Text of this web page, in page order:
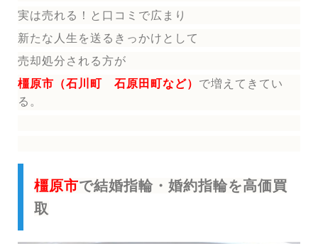
実は売れる！と口コミで広まり
新たな人生を送る きっかけとして
売却処分される方が
橿原市（石川町 石原田町など） で増えてきてい
る。
橿原市で結婚指輪・婚約指輪を高価買
取